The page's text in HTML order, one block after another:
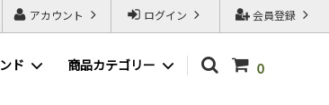
会員登録
ログイン
アカウント
0
ド 商品カテゴリー